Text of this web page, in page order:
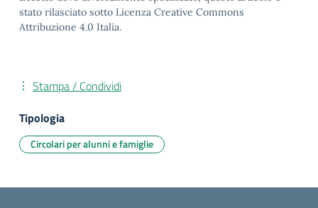
stato rilasciato sotto Licenza Creative Commons
Attribuzione 4.0 Italia.
Stampa / Condividi
Tipologia
Circolari per alunni e famiglie